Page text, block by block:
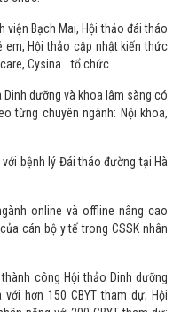
Dinh dưỡng lâm sàng và Hội
chức.
Bạch Mai, Hội thảo đái tháo
em, Hội thảo cập nhật kiến thức
Cysina… tổ chức.
dưỡng và khoa lâm sàng có
từng chuyên ngành: Nội khoa,
với bệnh lý Đái tháo đường tại Hà
online và offline nâng cao
cán bộ y tế trong CSSK nhân